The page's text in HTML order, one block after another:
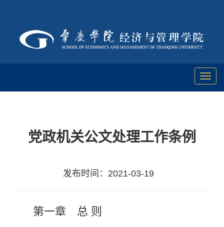
Toggle
党政机关公文处理工作条例
发布时间：2021-03-19
第一章 总 则